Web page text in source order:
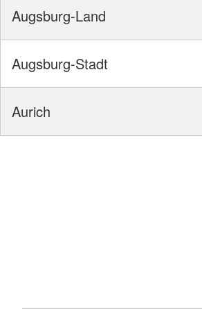
Augsburg-Land
Augsburg-Stadt
Aurich